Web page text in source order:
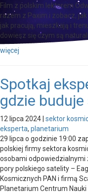
Film z polskim lektorem
razem z Paxim i zobacz,
jak pracują, mieszkają i
dowiesz się czym są
więcej
Spotkaj
gdzie
12 lipca 2024| sektor
eksperta, planetarium
29 lipca o godzinie 19:00
polskiej firmy sektora
osobami odpowiedzialnymi
pory polskiego satelity –
Kosmicznych PAN i firmą
Planetarium Centrum